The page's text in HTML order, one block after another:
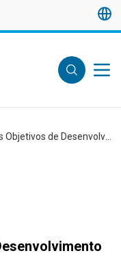
Relatório dos Objetivos de Desenvolvimento Sustentável 2026